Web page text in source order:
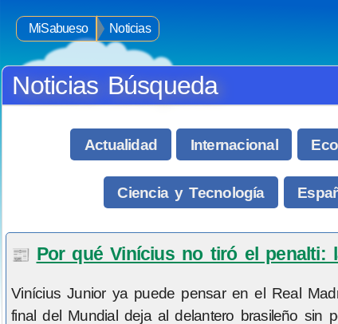
MiSabueso Noticias
Noticias Búsqueda
Actualidad Internacional
Ciencia y Tecnología
📰 Por qué Vinícius no tiró el penalti:
Vinícius Junior ya puede pensar en el Real
final del Mundial deja al delantero brasileño sin